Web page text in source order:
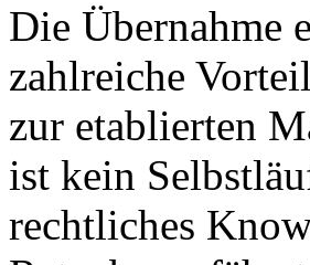
Die Übernahme
zahlreiche
zur etablierten
ist kein
rechtliches